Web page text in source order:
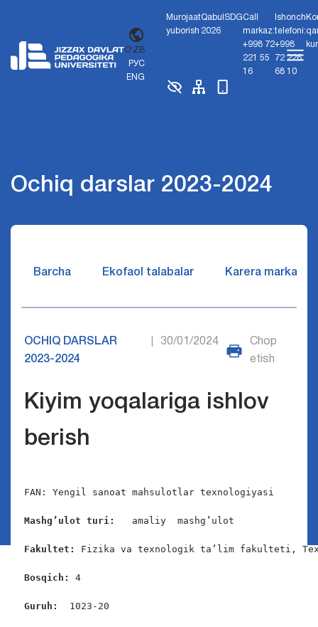
O'ZB
РУС
ENG
Murojaat
yuborish
Qabul
2026
SDGCall
markaz:
+998 72
221 55
16
Ishonch
telefoni:
+998
72 226
68 10
Ochiq darslar 2023-2024
Barcha Ekofaol talabalar Karera markazi
OCHIQ DARSLAR
2023-2024
30/01/2024
Chop
etish
Kiyim yoqalariga ishlov
berish
FAN: Yengil sanoat mahsulotlar texnologiyasi
Mashg’ulot turi: amaliy  mashg’ulot
Fakultet: Fizika va texnologik ta’lim fakulteti,
Bosqich: 4
Guruh: 1023-20